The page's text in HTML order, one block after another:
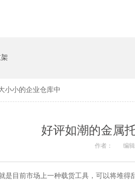
小小的企业仓库中
好评如潮的金属
作者： 编辑
是目前市场上一种载货工具，可以将堆得